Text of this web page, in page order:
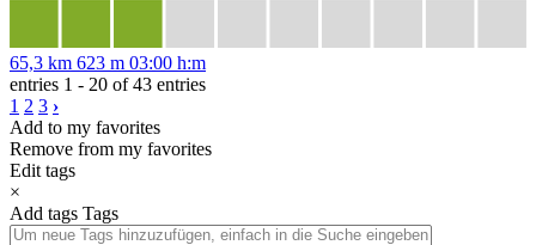
65,3 km 623 m 03:00 h:m
entries 1 - 20 of 43 entries
1 2 3 ›
Add to my favorites
Remove from my favorites
Edit tags
×
Add tags Tags